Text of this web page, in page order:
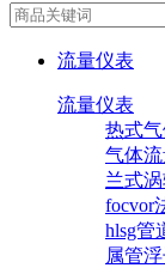
流量仪表
流量仪表
热式
气体
兰式
focvor
hlsg管
属管